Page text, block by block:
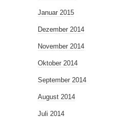
Januar 2015
Dezember 2014
November 2014
Oktober 2014
September 2014
August 2014
Juli 2014